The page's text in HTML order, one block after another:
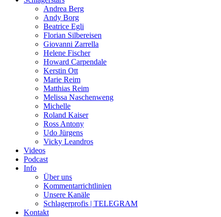
Andrea Berg
Andy Borg
Beatrice Egli
Florian Silbereisen
Giovanni Zarrella
Helene Fischer
Howard Carpendale
Kerstin Ott
Marie Reim
Matthias Reim
Melissa Naschenweng
Michelle
Roland Kaiser
Ross Antony
Udo Jürgens
Vicky Leandros
Videos
Podcast
Info
Über uns
Kommentarrichtlinien
Unsere Kanäle
Schlagerprofis | TELEGRAM
Kontakt